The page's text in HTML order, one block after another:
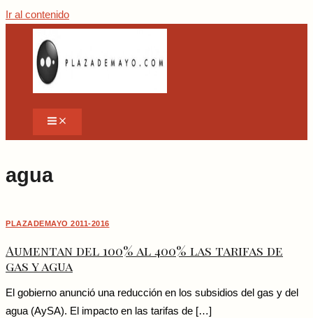
Ir al contenido
agua
PLAZADEMAYO 2011-2016
Aumentan del 100% al 400% las tarifas de
gas y agua
El gobierno anunció una reducción en los subsidios del gas y del
agua (AySA). El impacto en las tarifas de […]